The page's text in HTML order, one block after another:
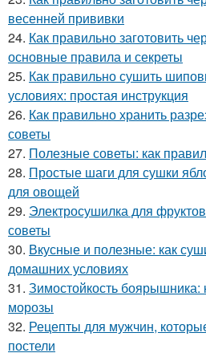
весенней прививки
24. Как правильно заготовить
основные правила и секреты
25. Как правильно сушить
условиях: простая инструкция
26. Как правильно хранить
советы
27. Полезные советы: как
28. Простые шаги для сушки
для овощей
29. Электросушилка для
советы
30. Вкусные и полезные: как
домашних условиях
31. Зимостойкость
морозы
32. Рецепты для мужчин,
постели